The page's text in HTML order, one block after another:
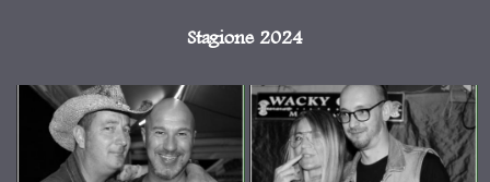
Stagione 2024